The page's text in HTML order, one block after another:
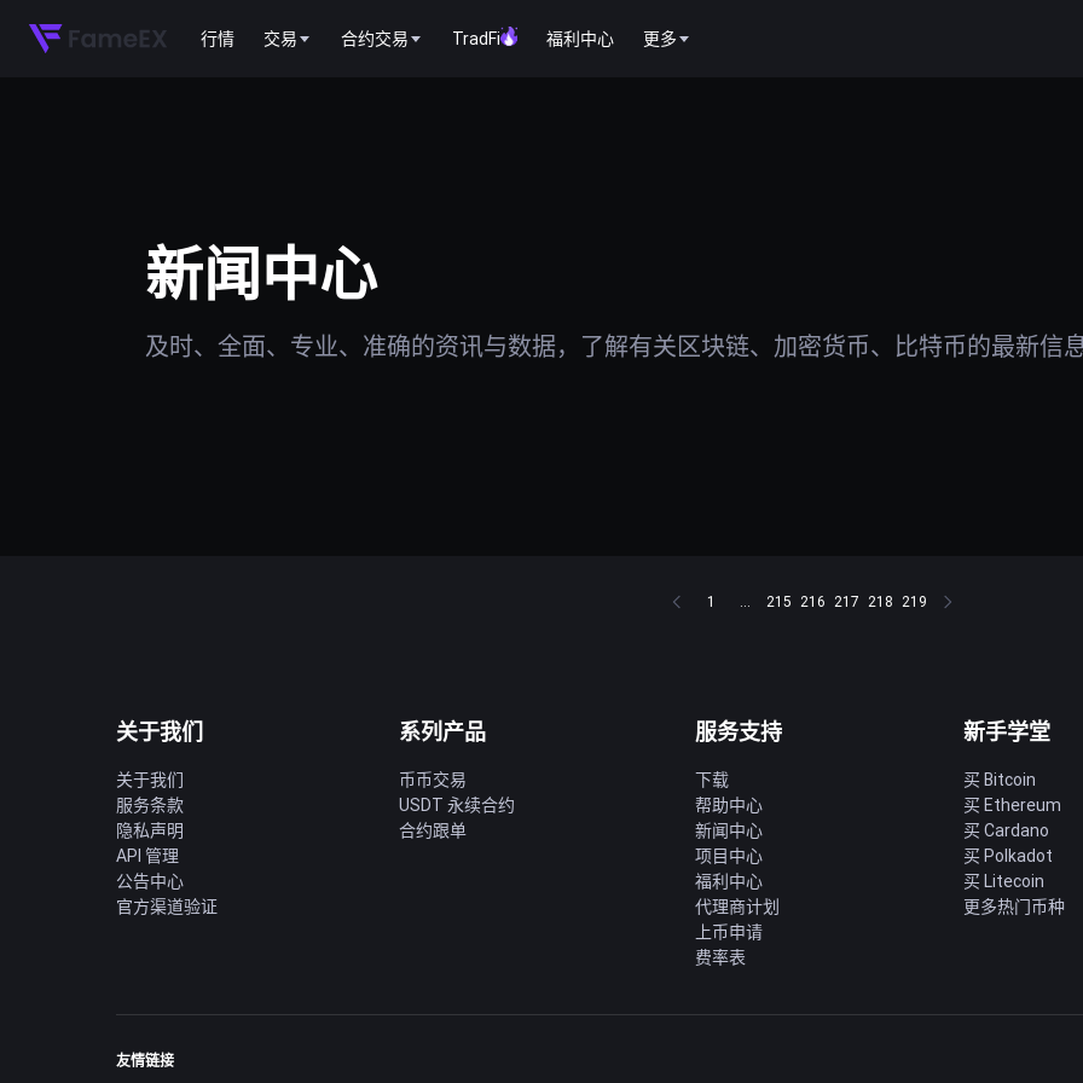
行情 交易 合约交易 TradFi 福利中心 更多
新闻中心
及时、全面、专业、准确的资讯与数据，了解有关区块链、加密货币、比特币的最新信
1 ... 215 216 217 218 219
关于我们
关于我们
服务条款
隐私声明
API 管理
公告中心
官方渠道验证
系列产品
币币交易
USDT 永续合约
合约跟单
服务支持
下载
帮助中心
新闻中心
项目中心
福利中心
代理商计划
上币申请
费率表
新手学堂
买 Bitcoin
买 Ethereum
买 Cardano
买 Polkadot
买 Litecoin
更多热门币种
友情链接